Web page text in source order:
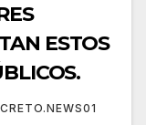
ESTOS